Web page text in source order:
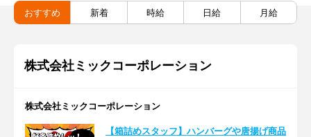
おすすめ 新着 時給 日給 月給
株式会社ミックコーポレーション
株式会社ミックコーポレーション
【箱詰めスタッフ】ハンバーグや唐揚げ商品